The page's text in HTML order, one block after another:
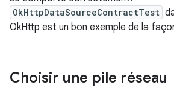
OkHttpDataSourceContractTest
OkHttp est un bon exemple de la
Choisir une pile réseau